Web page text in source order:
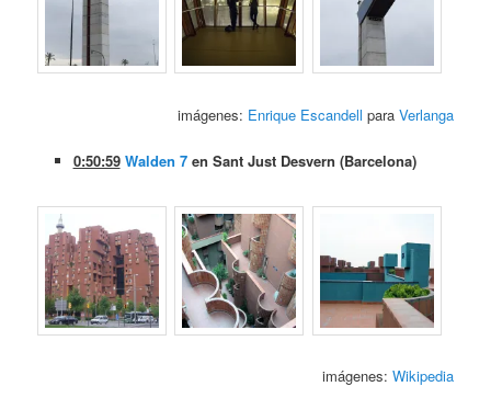
imágenes: Enrique Escandell para Verlanga
0:50:59 Walden 7en Sant Just Desvern (Barcelona)
imágenes: Wikipedia